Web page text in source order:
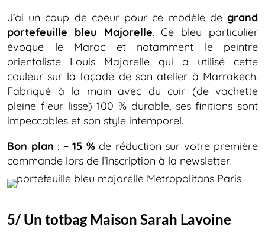
J’ai un coup de coeur pour ce modèle de grand
portefeuille bleu Majorelle. Ce bleu particulier
évoque le Maroc et notamment le peintre
orientaliste Louis Majorelle qui a utilisé cette
couleur sur la façade de son atelier à Marrakech.
Fabriqué à la main avec du cuir (de vachette
pleine fleur lisse) 100 % durable, ses finitions sont
impeccables et son style intemporel.
Bon plan : – 15 %de réduction sur votre première
commande lors de l’inscription à la newsletter.
5/ Un totbag Maison Sarah Lavoine